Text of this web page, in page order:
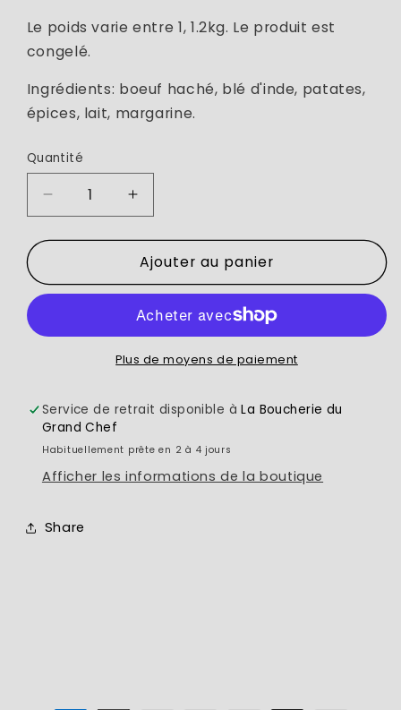
Le poids varie entre 1, 1.2kg. Le produit est
congelé.
Ingrédients: boeuf haché, blé d'inde, patates,
épices, lait, margarine.
Quantité
Réduire
la
quantité
Pâté
Augmenter
la
quantité
de
Pâté
Ajouter au panier
Plus de moyens de paiement
Service de retrait disponible àLa Boucherie du
Grand Chef
Habituellement prête en 2 à 4 jours
Afficher les informations de la boutique
Share